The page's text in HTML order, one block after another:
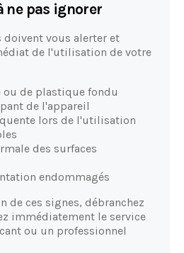
ne pas ignorer
doivent vous alerter et
de l'utilisation de votre
ou de plastique fondu
de l'appareil
lors de l'utilisation
des surfaces
endommagés
de ces signes, débranchez
immédiatement le service
ou un professionnel